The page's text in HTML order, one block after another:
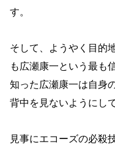
す。
そして、ようやく目的
も広瀬康一という最も
知った広瀬康一は自身
背中を見ないようにし
見事にエコーズの必殺